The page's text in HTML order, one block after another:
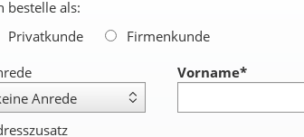
bestelle als:
Privatkunde
Firmenkunde
Vorname*